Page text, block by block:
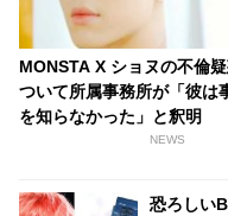
MONSTA X ショヌの不倫
ついて所属事務所が「彼は
を知らなかった」と釈明
NEWS
恐ろしい